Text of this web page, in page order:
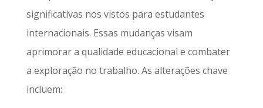
significativas nos vistos para estudantes
internacionais. Essas mudanças visam
aprimorar a qualidade educacional e combater
a exploração no trabalho. As alterações chave
incluem: